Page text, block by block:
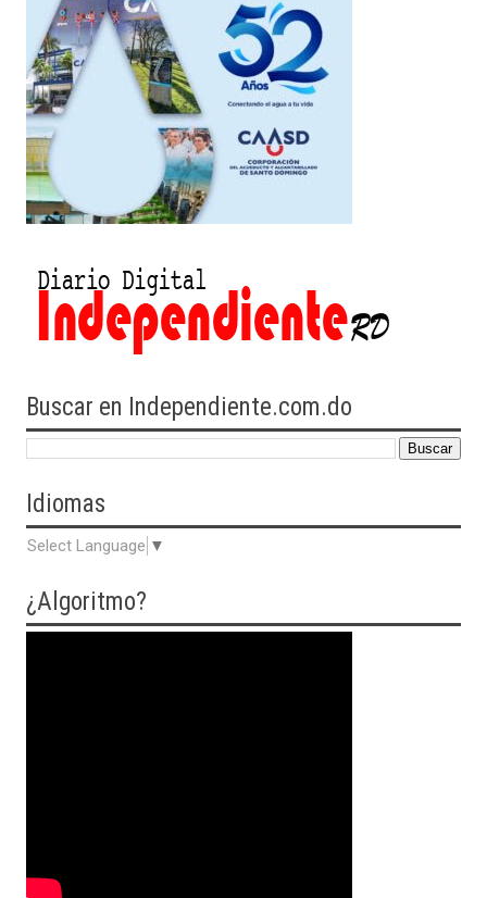
Buscar en Independiente.com.do
Idiomas
Select Language ▼
¿Algoritmo?